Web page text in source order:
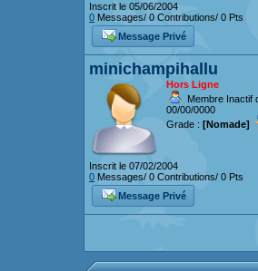
Inscrit le 05/06/2004
0 Messages/ 0 Contributions/ 0 Pts
Message Privé
minichampihallu
Hors Ligne
Membre Inactif
00/00/0000
Grade : [Nomade]
Inscrit le 07/02/2004
0 Messages/ 0 Contributions/ 0 Pts
Message Privé